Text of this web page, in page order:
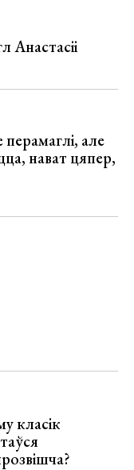
Анастасіі
але
нават цяпер,
класік